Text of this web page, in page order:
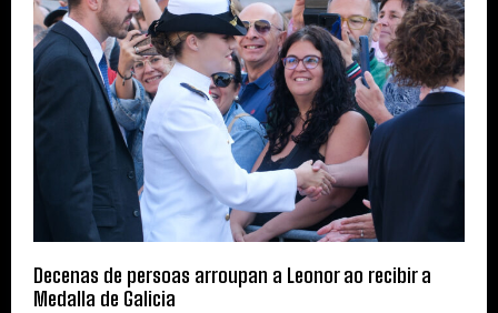
Decenas de persoas arroupan a Leonor ao recibir a
Medalla de Galicia